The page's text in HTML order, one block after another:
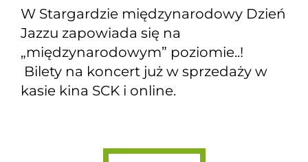
W Stargardzie międzynarodowy Dzień
Jazzu zapowiada się na
„międzynarodowym” poziomie..!
Bilety na koncert już w sprzedaży w
kasie kina SCK i online.